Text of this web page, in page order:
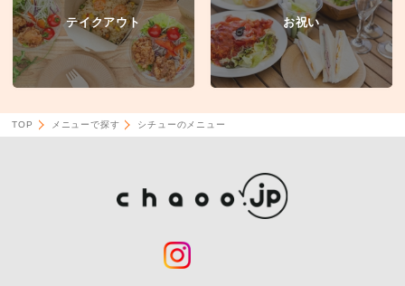
テイクアウト お祝い
TOP メニューで探す シチューのメニュー